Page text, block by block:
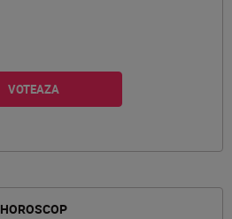
HOROSCOP